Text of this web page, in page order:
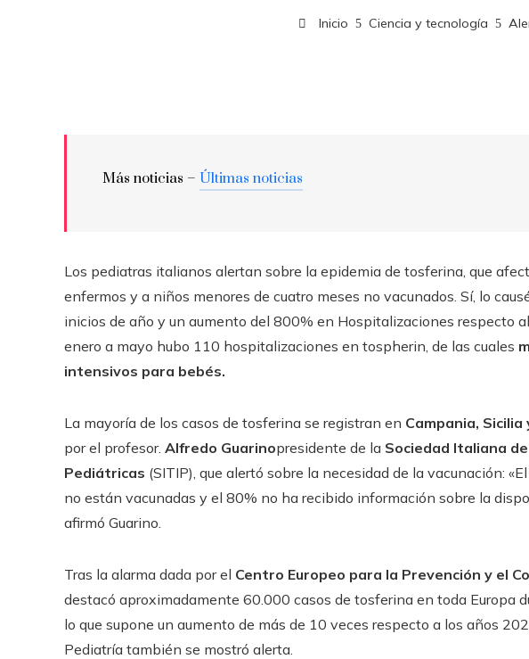
Inicio Ciencia y tecnología
Más noticias – Últimas noticias
Los pediatras italianos alertan sobre la epidemia de tosferina, que
enfermos y a niños menores de cuatro meses no vacunados. Sí, lo
inicios de año y un aumento del 800% en Hospitalizaciones respecto
enero a mayo hubo 110 hospitalizaciones en tospherin, de las cuales
intensivos para bebés.
La mayoría de los casos de tosferina se registran en Campania, Sicilia
por el profesor. Alfredo Guarinopresidente de la Sociedad Italiana
Pediátricas (SITIP), que alertó sobre la necesidad de la vacunación:
no están vacunadas y el 80% no ha recibido información sobre la
afirmó Guarino.
Tras la alarma dada por el Centro Europeo para la Prevención y el
destacó aproximadamente 60.000 casos de tosferina en toda Europa
lo que supone un aumento de más de 10 veces respecto a los años
Pediatría también se mostró alerta.